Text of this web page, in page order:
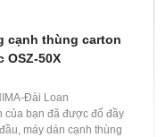
cạnh thùng carton
50X
Đài Loan
của bạn đã được đổ đầy
máy dán cạnh thùng